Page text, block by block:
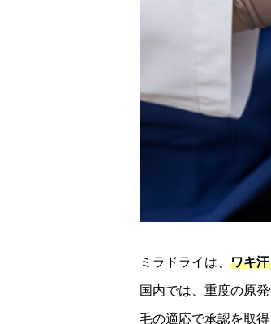
ミラドライは、 ワキ
国内では、重度の原
毛の適応で承認を取得